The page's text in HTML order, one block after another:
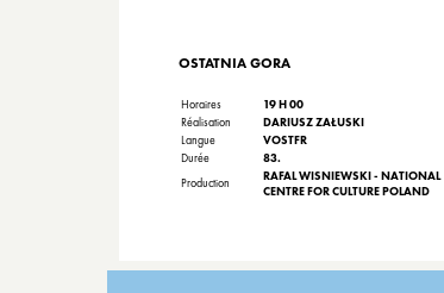
OSTATNIA GORA
Horaires
19 H 00
Réalisation
DARIUSZ ZAŁUSKI
Langue
VOSTFR
Durée
83.
Production
RAFAL WISNIEWSKI - NATIONAL
CENTRE FOR CULTURE POLAND